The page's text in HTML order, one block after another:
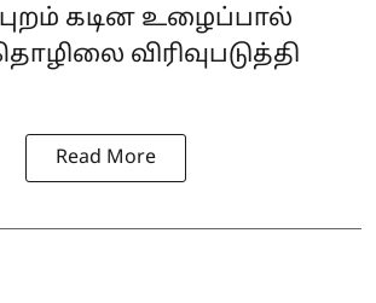
கடின உழைப்பால்
விரிவுபடுத்தி
Read More